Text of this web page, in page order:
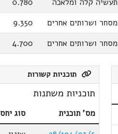
מסחר ושרותים אחרים
9.350
מסחר ושרותים אחרים 4.700
תוכניות קשורות
תוכניות משתנות
מס' תוכנית סוג יחס